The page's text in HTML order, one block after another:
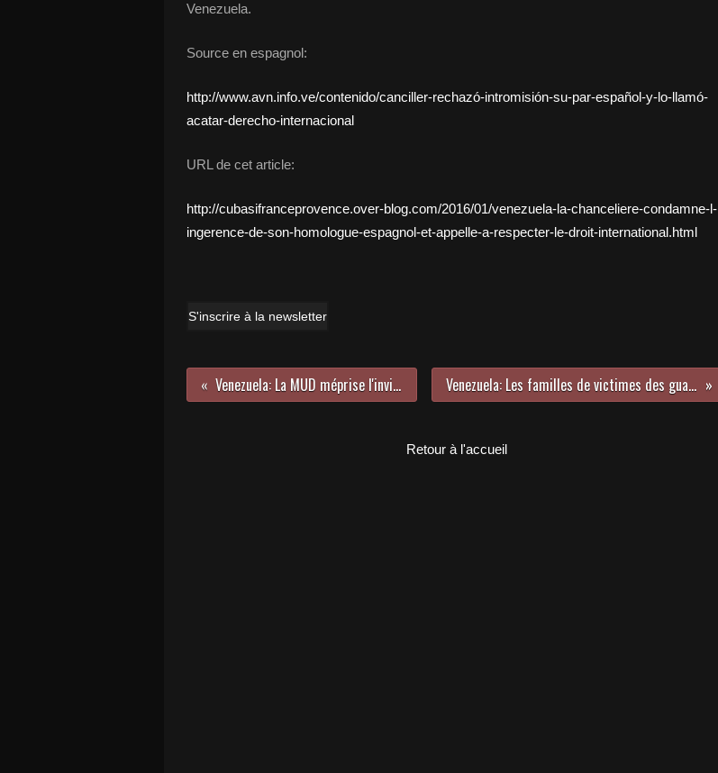
Venezuela.
Source en espagnol:
http://www.avn.info.ve/contenido/canciller-rechazó-intromisión-su-par-español-y-lo-llamó-
acatar-derecho-internacional
URL de cet article:
http://cubasifranceprovence.over-blog.com/2016/01/venezuela-la-chanceliere-condamne-l-
ingerence-de-son-homologue-espagnol-et-appelle-a-respecter-le-droit-international.html
S'inscrire à la newsletter
Venezuela: La MUD méprise l'invitation au dialogue du Gouvernement national Venezuela: Les familles de victimes des guarimbas exigent d'être entendues par l'Assemblée Nationale
Retour à l'accueil